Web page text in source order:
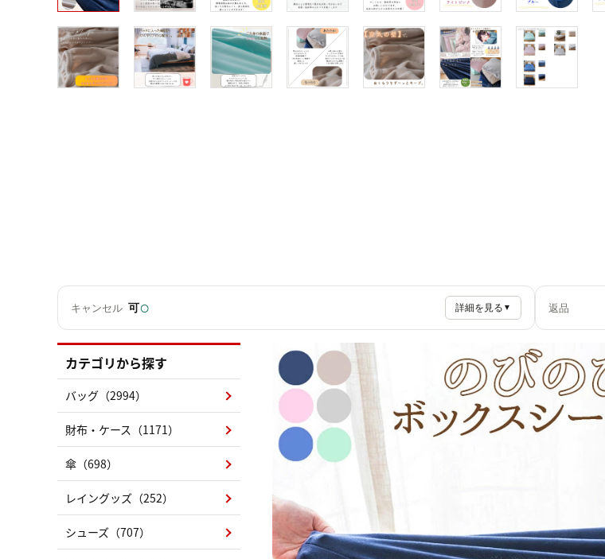
キャンセル 可○ 詳細を見る ▼ 返品
カテゴリから探す
バッグ（2994）
財布・ケース（1171）
傘（698）
レイングッズ（252）
シューズ（707）